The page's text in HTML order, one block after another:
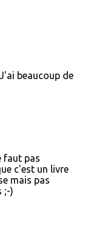
beaucoup de
faut pas
c'est un livre
mais pas
;-)